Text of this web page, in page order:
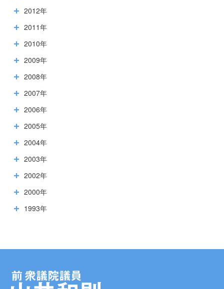
2012年
2011年
2010年
2009年
2008年
2007年
2006年
2005年
2004年
2003年
2002年
2000年
1993年